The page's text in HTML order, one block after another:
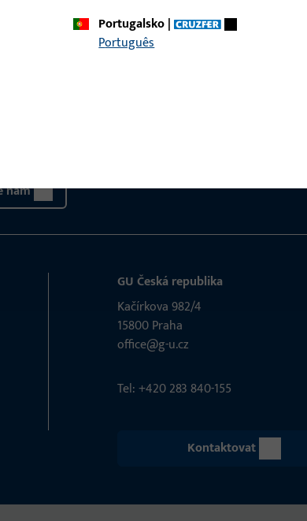
týkajícími se produktů, aplikací a projektů. Stačí nás
nám
Portugalsko|
Português
GU Česká republika
Kačírkova 982/4
15800 Praha
office@g-u.cz
Tel: +420 283 840-155
Kontaktovat